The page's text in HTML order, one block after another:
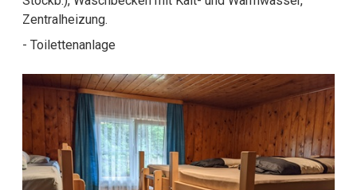
Zentralheizung.
- Toilettenanlage